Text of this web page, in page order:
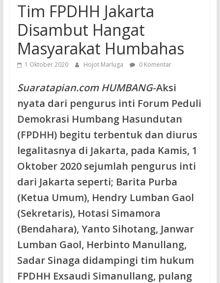
Tim FPDHH Jakarta
Disambut Hangat
Masyarakat Humbahas
1 Oktober 2020 Hojot Marluga 0 Komentar
Suaratapian.com HUMBANG-Aksi
nyata dari pengurus inti Forum Peduli
Demokrasi Humbang Hasundutan
(FPDHH) begitu terbentuk dan diurus
legalitasnya di Jakarta, pada Kamis, 1
Oktober 2020 sejumlah pengurus inti
dari Jakarta seperti; Barita Purba
(Ketua Umum), Hendry Lumban Gaol
(Sekretaris), Hotasi Simamora
(Bendahara), Yanto Sihotang, Janwar
Lumban Gaol, Herbinto Manullang,
Sadar Sinaga didampingi tim hukum
FPDHH Exsaudi Simanullang, pulang